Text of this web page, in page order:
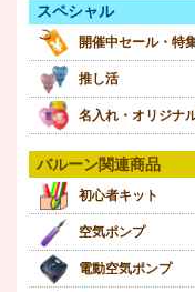
スペシャル
開催中セール・特
推し活
名入れ・オリジナ
バルーン関連商品
初心者キット
空気ポンプ
電動空気ポンプ